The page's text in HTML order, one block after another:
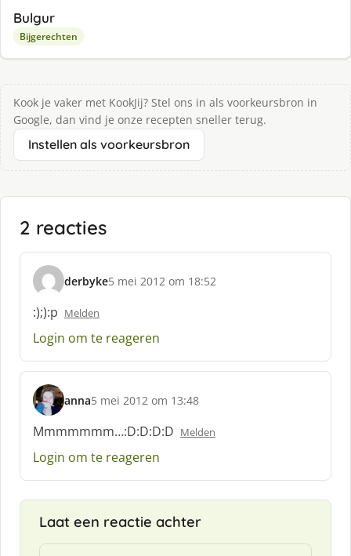
Bulgur
Bijgerechten
Kook je vaker met KookJij? Stel ons in als voorkeursbron in
Google, dan vind je onze recepten sneller terug.
Instellen als voorkeursbron
2 reacties
derbyke
s
c
h
r
e
f
:
5 mei 2012 om 18:52
:);):p Melden
Login om te reageren
anna
s
c
h
r
5 mei 2012 om 13:48
Mmmmmmm…:D:D:D:D Melden
Login om te reageren
Laat een reactie achter